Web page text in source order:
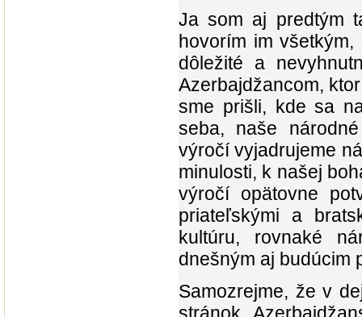
Ja som aj predtým
hovorím im
dôležité a
Azerbajdžancom,
sme prišli, kde sa
seba, naše
výročí vyjadrujeme
minulosti, k našej
výročí opätovne
priateľskými a
kultúru, rovnaké
dnešným aj budúcim
Samozrejme, že v
stránok.